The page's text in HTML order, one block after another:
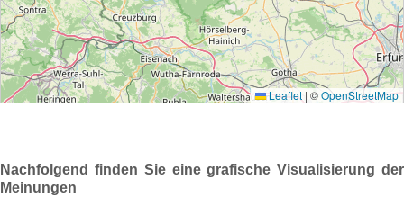
Nachfolgend finden Sie eine grafische Visualisierung der
Meinungen